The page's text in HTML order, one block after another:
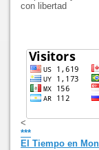
con libertad
<
***
El Tiempo en